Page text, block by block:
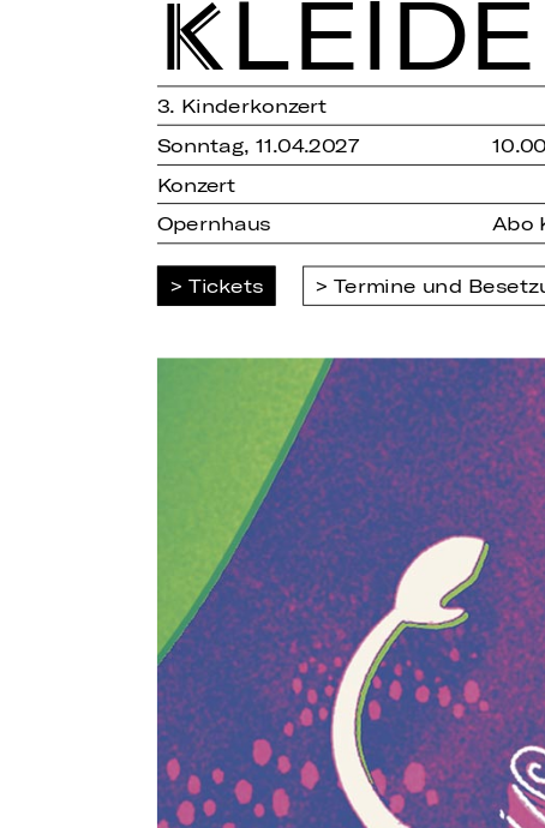
3. Kinderkonzert
Sonntag, 11.04.2027
Konzert
Opernhaus
Abo
Tickets Termine und